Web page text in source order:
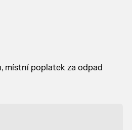
místní poplatek za odpad